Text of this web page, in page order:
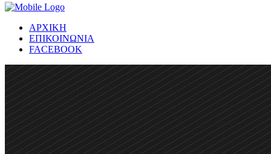
ΑΡΧΙΚΗ
ΕΠΙΚΟΙΝΩΝΙΑ
FACEBOOK